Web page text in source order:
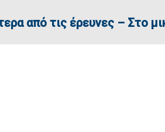
από τις έρευνες – Στο